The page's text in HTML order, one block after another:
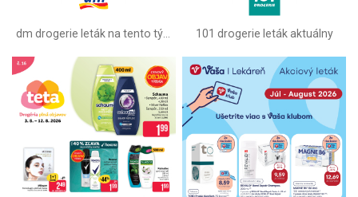
101 drogerie leták aktuálny